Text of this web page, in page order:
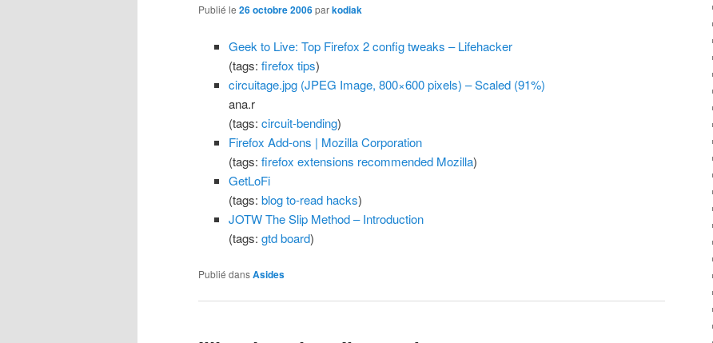
Publié le 26 octobre 2006parkodiak
Geek to Live: Top Firefox 2 config tweaks – Lifehacker
(tags: firefox tips)
circuitage.jpg (JPEG Image, 800×600 pixels) – Scaled (91%)
ana.r
(tags: circuit-bending)
Firefox Add-ons | Mozilla Corporation
(tags: firefox extensions recommended Mozilla)
GetLoFi
(tags: blog to-read hacks)
JOTW The Slip Method – Introduction
(tags: gtd board)
Publié dansAsides